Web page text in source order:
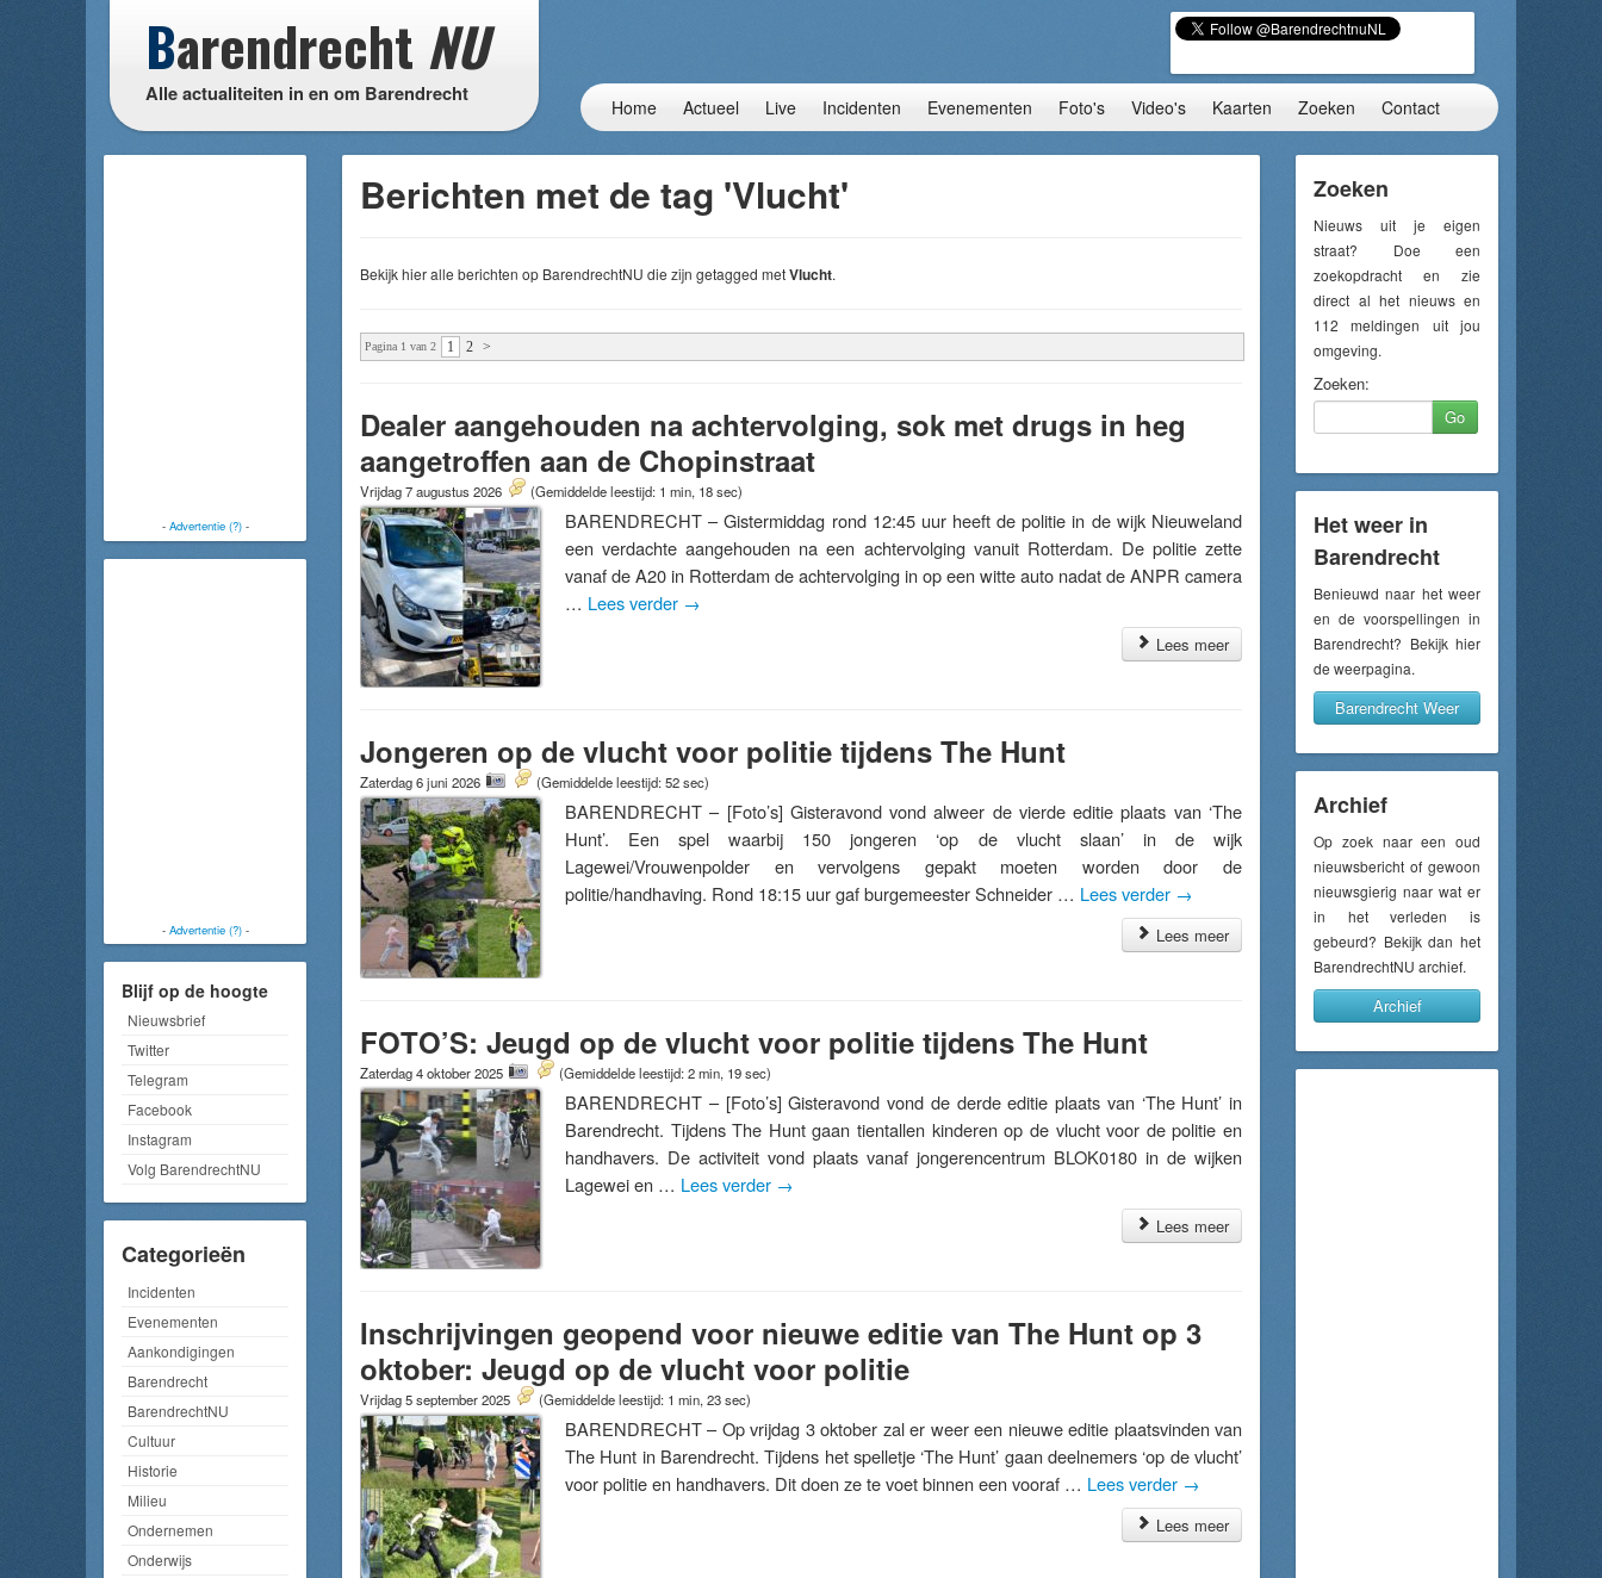
Barendrecht NU
Alle actualiteiten in en om Barendrecht
Home Actueel Live Incidenten Evenementen Foto's Video's Kaarten Zoeken Contact
- Advertentie (?)-
- Advertentie (?)-
Blijf op de hoogte
Nieuwsbrief
Twitter
Telegram
Facebook
Instagram
Volg BarendrechtNU
Categorieën
Incidenten
Evenementen
Aankondigingen
Barendrecht
BarendrechtNU
Cultuur
Historie
Milieu
Ondernemen
Onderwijs
Berichten met de tag 'Vlucht'
Bekijk hier alle berichten op BarendrechtNU die zijn getagged metVlucht.
Pagina 1 van 2 1 2 >
Dealer aangehouden na achtervolging, sok met drugs in heg
aangetroffen aan de Chopinstraat
Vrijdag 7 augustus 2026 (Gemiddelde leestijd: 1 min, 18 sec)
BARENDRECHT – Gistermiddag rond 12:45 uur heeft de politie in de wijk Nieuweland
een verdachte aangehouden na een achtervolging vanuit Rotterdam. De politie zette
vanaf de A20 in Rotterdam de achtervolging in op een witte auto nadat de ANPR camera
… Lees verder →
Lees meer
Jongeren op de vlucht voor politie tijdens The Hunt
Zaterdag 6 juni 2026 (Gemiddelde leestijd: 52 sec)
BARENDRECHT – [Foto’s] Gisteravond vond alweer de vierde editie plaats van ‘The
Hunt’. Een spel waarbij 150 jongeren ‘op de vlucht slaan’ in de wijk
Lagewei/Vrouwenpolder en vervolgens gepakt moeten worden door de
politie/handhaving. Rond 18:15 uur gaf burgemeester Schneider … Lees verder →
Lees meer
FOTO’S: Jeugd op de vlucht voor politie tijdens The Hunt
Zaterdag 4 oktober 2025 (Gemiddelde leestijd: 2 min, 19 sec)
BARENDRECHT – [Foto’s] Gisteravond vond de derde editie plaats van ‘The Hunt’ in
Barendrecht. Tijdens The Hunt gaan tientallen kinderen op de vlucht voor de politie en
handhavers. De activiteit vond plaats vanaf jongerencentrum BLOK0180 in de wijken
Lagewei en … Lees verder →
Lees meer
Inschrijvingen geopend voor nieuwe editie van The Hunt op 3
oktober: Jeugd op de vlucht voor politie
Vrijdag 5 september 2025 (Gemiddelde leestijd: 1 min, 23 sec)
BARENDRECHT – Op vrijdag 3 oktober zal er weer een nieuwe editie plaatsvinden van
The Hunt in Barendrecht. Tijdens het spelletje ‘The Hunt’ gaan deelnemers ‘op de vlucht’
voor politie en handhavers. Dit doen ze te voet binnen een vooraf … Lees verder →
Lees meer
Zoeken
Nieuws uit je eigen
straat? Doe een
zoekopdracht en zie
direct al het nieuws en
112 meldingen uit jou
omgeving.
Zoeken:
Go
Het weer in
Barendrecht
Benieuwd naar het weer
en de voorspellingen in
Barendrecht? Bekijk hier
de weerpagina.
Barendrecht Weer
Archief
Op zoek naar een oud
nieuwsbericht of gewoon
nieuwsgierig naar wat er
in het verleden is
gebeurd? Bekijk dan het
BarendrechtNU archief.
Archief